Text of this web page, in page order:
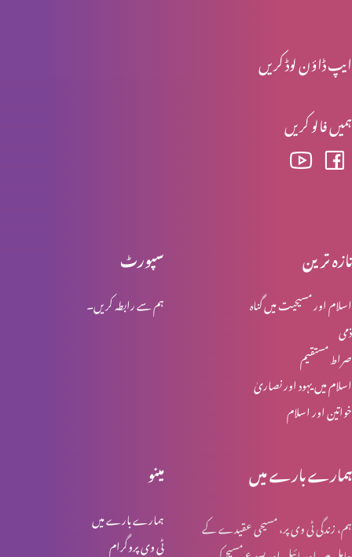
ایپ ڈاؤن لوڈ کریں
ہمیں فالو کریں
سپورٹ
ہم سے رابطہ کریں۔
تازہ ترین
اسلام اور مسیحیت میں گناہ
ذمی
صراط مستقیم
اسلام میں یہود اور نصاریٰ
خواتین اور اسلام
مینو
ہمارے بارے میں
ٹی وی پروگرام
ہمارے بارے میں
ہم، زندگی ٹی وی پر، مسیحی عقیدے کے